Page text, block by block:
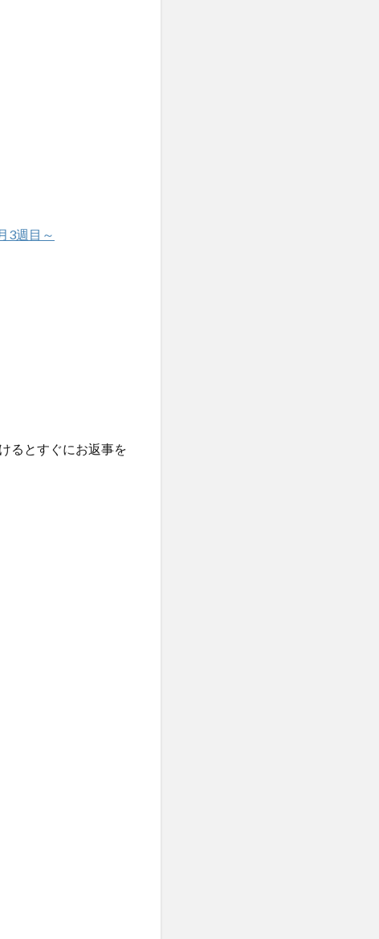
3週目～
るとすぐにお返事を